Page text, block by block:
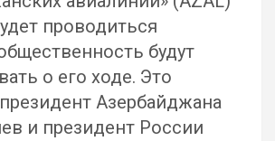
проводиться
будут
о его ходе. Это
Азербайджана
и президент России